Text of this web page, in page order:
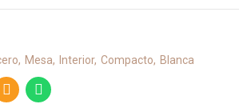
Mesa Interior Compacto Blanca